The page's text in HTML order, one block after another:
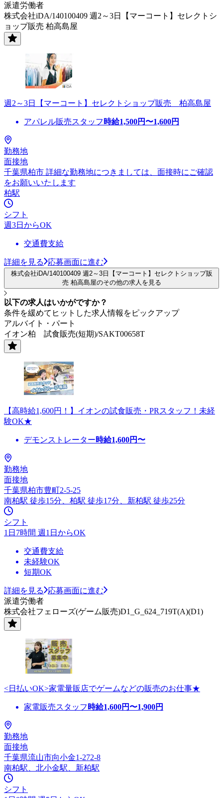
派遣労働者
株式会社iDA/140100409 週2～3日【マーコート】セレクトシ
ョップ販売 柏高島屋
週2～3日【マーコート】セレクトショップ販売 柏高島屋
アパレル販売スタッフ 時給1,500円〜1,600円
勤務地
面接地
千葉県柏市 詳細な勤務地につきましては、面接時にご確認
をお願いいたします
柏駅
シフト
週3日からOK
交通費支給
詳細を見る 応募画面に進む
株式会社iDA/140100409 週2～3日【マーコート】セレクトショップ販
売 柏高島屋のその他の求人を見る
以下の求人はいかがですか？
条件を緩めてヒットした求人情報をピックアップ
アルバイト・パート
イオン柏 試食販売(短期)/SAKT00658T
【高時給1,600円！】イオンの試食販売・PRスタッフ！未経
験OK★
デモンストレーター時給1,600円〜
勤務地
面接地
千葉県柏市豊町2-5-25
南柏駅 徒歩15分、柏駅 徒歩17分、新柏駅 徒歩25分
シフト
1日7時間 週1日からOK
交通費支給
未経験OK
短期OK
詳細を見る
応募画面に進む
派遣労働者
株式会社フェローズ(ゲーム販売)D1_G_624_719T(A)(D1)
<日払いOK>家電量販店でゲームなどの販売のお仕事★
家電販売スタッフ 時給1,600円〜1,900円
勤務地
面接地
千葉県流山市向小金1-272-8
南柏駅、北小金駅、新柏駅
シフト